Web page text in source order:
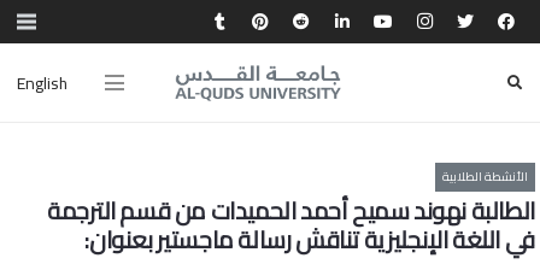
English
الأنشطة الطلابية
الطالبة نهوند سميح أحمد الحميدات من قسم الترجمة
في اللغة الإنجليزية تناقش رسالة ماجستير بعنوان: